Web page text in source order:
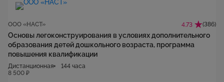
ООО «НАСТ» 4.73 (386)
Основы легоконструирования в условиях дополнительного
образования детей дошкольного возраста, программа
повышения квалификации
Дистанционная
144 часа
8 500 ₽